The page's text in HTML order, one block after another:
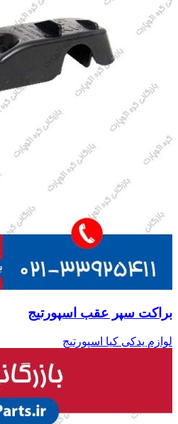
براکت سپر عقب اسپورتیج
لوازم یدکی کیا اسپورتیج